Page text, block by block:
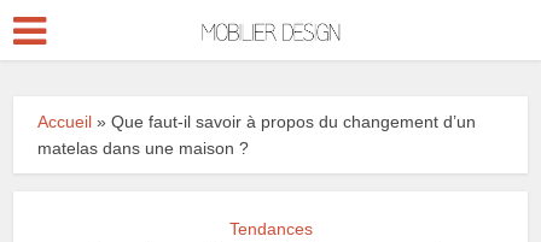
Accueil »Que faut-il savoir à propos du changement d’un
matelas dans une maison ?
Tendances